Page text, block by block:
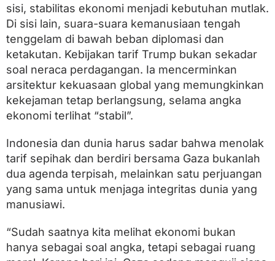
sisi, stabilitas ekonomi menjadi kebutuhan mutlak.
Di sisi lain, suara-suara kemanusiaan tengah
tenggelam di bawah beban diplomasi dan
ketakutan. Kebijakan tarif Trump bukan sekadar
soal neraca perdagangan. Ia mencerminkan
arsitektur kekuasaan global yang memungkinkan
kekejaman tetap berlangsung, selama angka
ekonomi terlihat “stabil”.
Indonesia dan dunia harus sadar bahwa menolak
tarif sepihak dan berdiri bersama Gaza bukanlah
dua agenda terpisah, melainkan satu perjuangan
yang sama untuk menjaga integritas dunia yang
manusiawi.
“Sudah saatnya kita melihat ekonomi bukan
hanya sebagai soal angka, tetapi sebagai ruang